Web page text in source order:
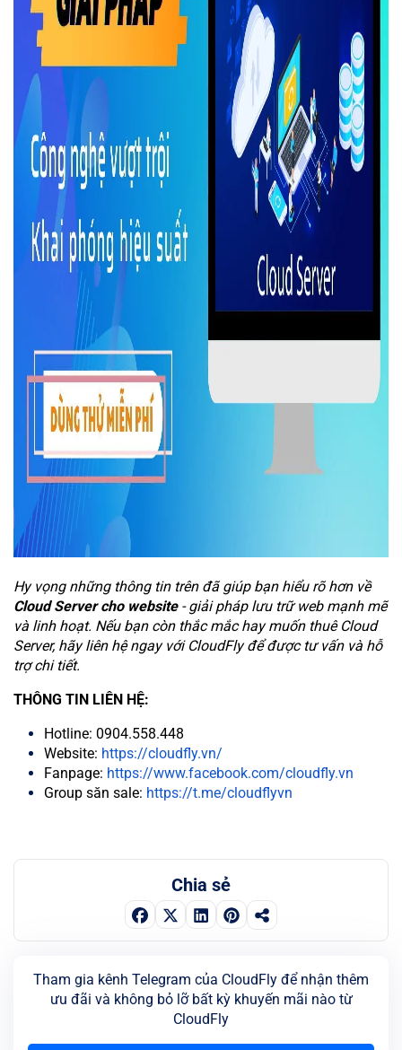
Hy vọng những thông tin trên đã giúp bạn hiểu rõ hơn về
Cloud Server cho website- giải pháp lưu trữ web mạnh mẽ
và linh hoạt. Nếu bạn còn thắc mắc hay muốn thuê Cloud
Server, hãy liên hệ ngay với CloudFly để được tư vấn và hỗ
trợ chi tiết.
THÔNG TIN LIÊN HỆ:
Hotline: 0904.558.448
Website: https://cloudfly.vn/
Fanpage: https://www.facebook.com/cloudfly.vn
Group săn sale: https://t.me/cloudflyvn
Chia sẻ
Tham gia kênh Telegram của CloudFly để nhận thêm
ưu đãi và không bỏ lỡ bất kỳ khuyến mãi nào từ
CloudFly